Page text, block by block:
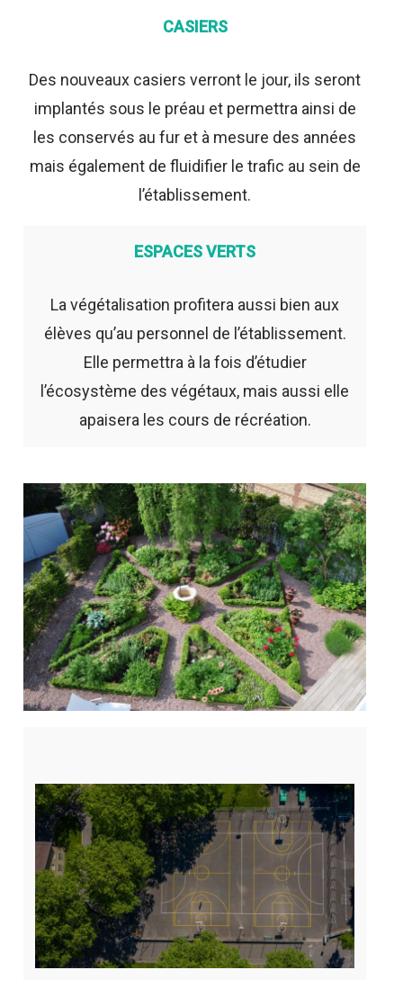
CASIERS
Des nouveaux casiers verront le jour, ils seront
implantés sous le préau et permettra ainsi de
les conservés au fur et à mesure des années
mais également de fluidifier le trafic au sein de
l’établissement.
ESPACES VERTS
La végétalisation profitera aussi bien aux
élèves qu’au personnel de l’établissement.
Elle permettra à la fois d’étudier
l’écosystème des végétaux, mais aussi elle
apaisera les cours de récréation.